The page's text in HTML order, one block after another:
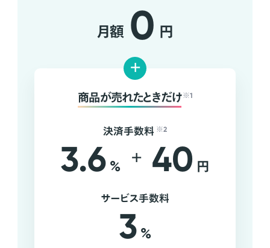
月額 0 円
+
商品が売れたときだけ ※1
決済手数料 ※2
3.6 % + 40 円
サービス手数料
3 %